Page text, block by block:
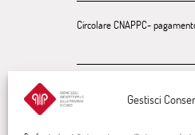
Gestisci
Circolare CNAPPC-